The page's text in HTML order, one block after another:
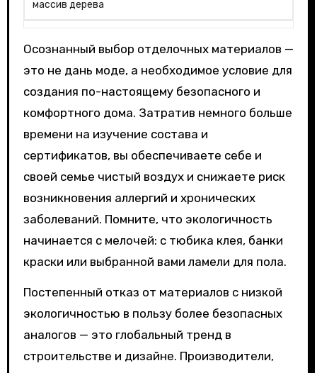
массив дерева
Осознанный выбор отделочных материалов —
это не дань моде, а необходимое условие для
создания по-настоящему безопасного и
комфортного дома. Затратив немного больше
времени на изучение состава и
сертификатов, вы обеспечиваете себе и
своей семье чистый воздух и снижаете риск
возникновения аллергий и хронических
заболеваний. Помните, что экологичность
начинается с мелочей: с тюбика клея, банки
краски или выбранной вами ламели для пола.
Постепенный отказ от материалов с низкой
экологичностью в пользу более безопасных
аналогов — это глобальный тренд в
строительстве и дизайне. Производители,